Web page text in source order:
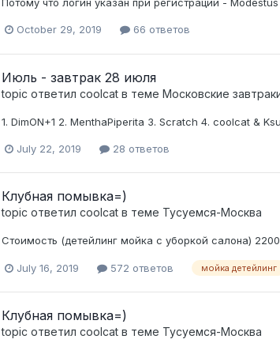
Потому что логин указан при регистрации - Modestus
October 29, 2019 66 ответов
Июль - завтрак 28 июля
topic ответил coolcatв теме Московские
1. DimON+1 2. MenthaPiperita 3. Scratch 4. coolcat &
July 22, 2019 28 ответов
Клубная помывка=)
topic ответил coolcatв теме Тусуемся-Москва
Стоимость (детейлинг мойка с уборкой салона)
July 16, 2019 572 ответов мойка детейлинг
Клубная помывка=)
topic ответил coolcatв теме Тусуемся-Москва